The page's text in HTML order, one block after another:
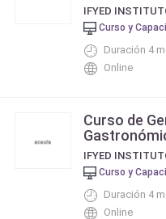
Curso y
Duración 4
Online
Curso de
Curso y
Duración 4
Online